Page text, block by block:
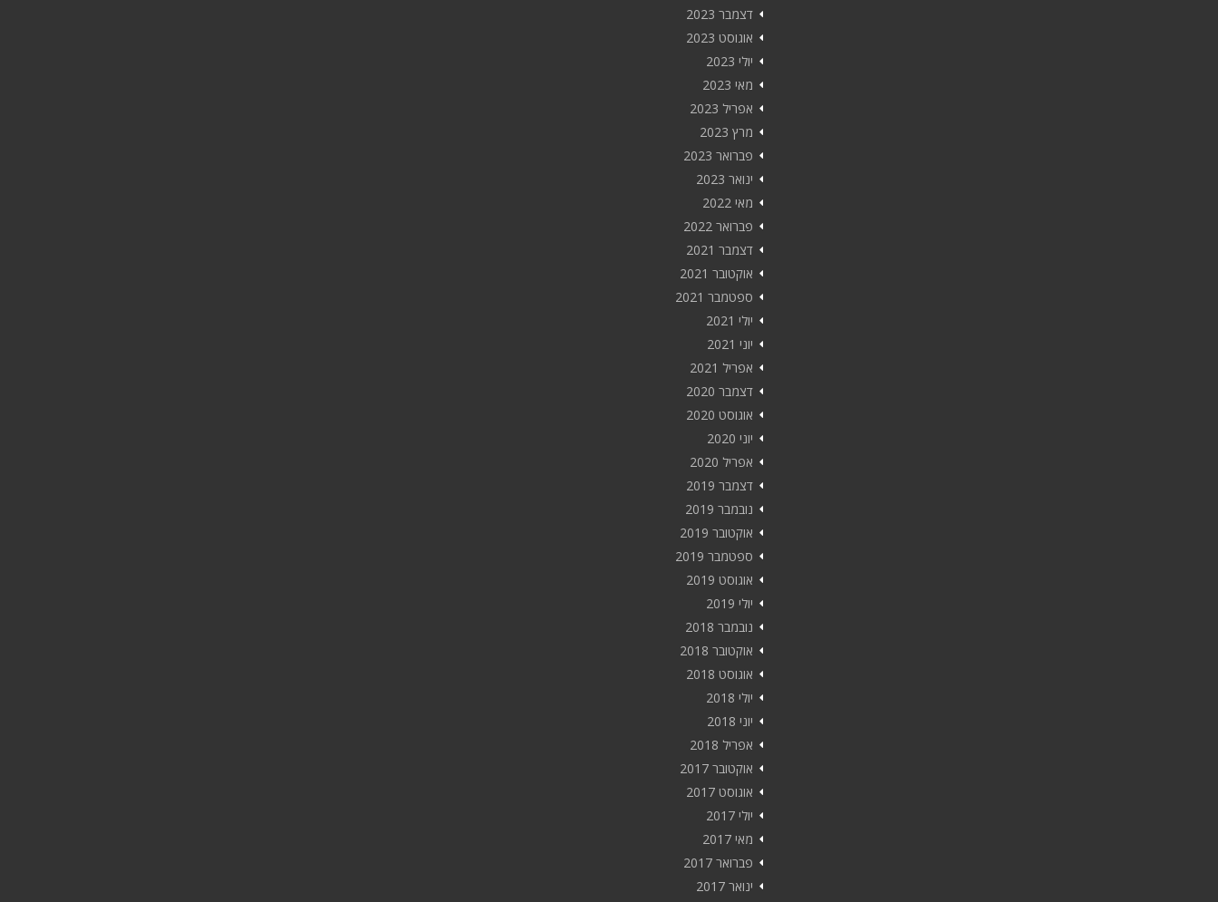
דצמבר 2023
אוגוסט 2023
יולי 2023
מאי 2023
אפריל 2023
מרץ 2023
פברואר 2023
ינואר 2023
מאי 2022
פברואר 2022
דצמבר 2021
אוקטובר 2021
ספטמבר 2021
יולי 2021
יוני 2021
אפריל 2021
דצמבר 2020
אוגוסט 2020
יוני 2020
אפריל 2020
דצמבר 2019
נובמבר 2019
אוקטובר 2019
ספטמבר 2019
אוגוסט 2019
יולי 2019
נובמבר 2018
אוקטובר 2018
אוגוסט 2018
יולי 2018
יוני 2018
אפריל 2018
אוקטובר 2017
אוגוסט 2017
יולי 2017
מאי 2017
פברואר 2017
ינואר 2017